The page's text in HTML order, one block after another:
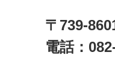
〒739-
電話：